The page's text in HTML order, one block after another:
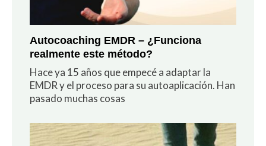
Autocoaching EMDR – ¿Funciona
realmente este método?
Hace ya 15 años que empecé a adaptar la
EMDR y el proceso para su autoaplicación. Han
pasado muchas cosas